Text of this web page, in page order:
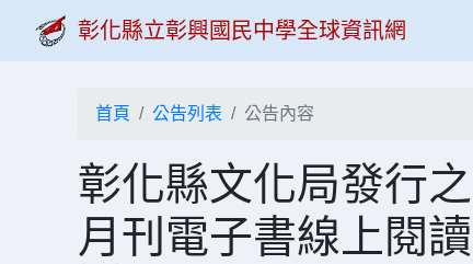
彰化縣立彰興國民中學全球資訊網
首頁 公告列表 公告內容
彰化縣文化局發行
月刊電子書線上閱